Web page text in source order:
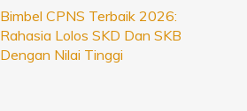
Bimbel CPNS Terbaik 2026:
Rahasia Lolos SKD Dan SKB
Dengan Nilai Tinggi